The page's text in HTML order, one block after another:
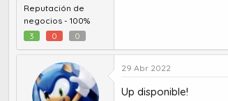
Reputación de
negocios - 100%
3
0 0
29 Abr 2022
Up disponible!